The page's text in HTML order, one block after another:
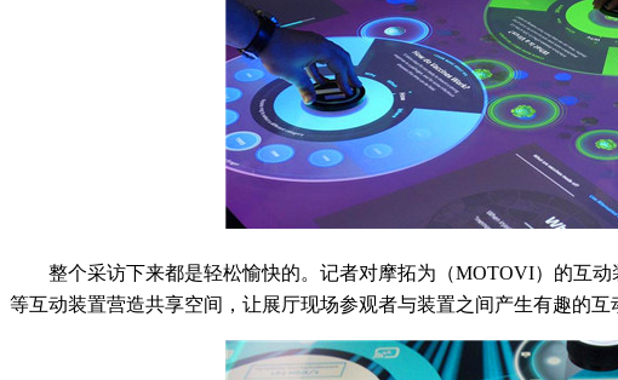
整个采访下来都是轻松愉快的。记者对摩拓为（MOTOVI）的互
等互动装置营造共享空间，让展厅现场参观者与装置之间产生有趣的互